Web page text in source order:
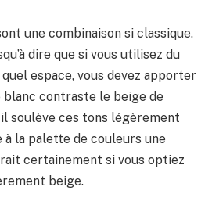
une combinaison si classique.
dire que si vous utilisez du
espace, vous devez apporter
blanc contraste le beige de
soulève ces tons légèrement
à la palette de couleurs une
certainement si vous optiez
beige.